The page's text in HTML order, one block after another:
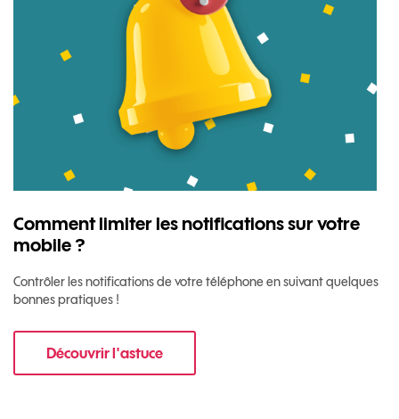
Comment limiter les notifications sur votre
mobile ?
Contrôler les notifications de votre téléphone en suivant quelques
bonnes pratiques !
Découvrir l'astucepour Comment limiter les notifications sur